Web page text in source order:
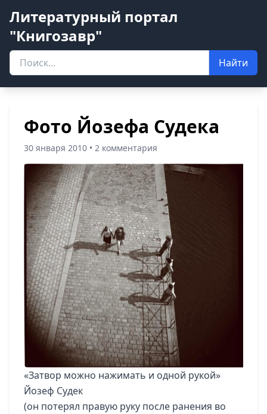
Литературный портал
"Книгозавр"
Найти
Фото Йозефа Судека
30 января 2010 • 2 комментария
«Затвор можно нажимать и одной рукой»
Йозеф Судек
(он потерял правую руку после ранения во